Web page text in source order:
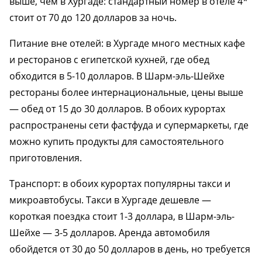
стоит от 70 до 120 долларов за ночь.
Питание вне отелей: в Хургаде много местных кафе
и ресторанов с египетской кухней, где обед
обходится в 5-10 долларов. В Шарм-эль-Шейхе
рестораны более интернациональные, цены выше
— обед от 15 до 30 долларов. В обоих курортах
распространены сети фастфуда и супермаркеты, где
можно купить продукты для самостоятельного
приготовления.
Транспорт: в обоих курортах популярны такси и
микроавтобусы. Такси в Хургаде дешевле —
короткая поездка стоит 1-3 доллара, в Шарм-эль-
Шейхе — 3-5 долларов. Аренда автомобиля
обойдется от 30 до 50 долларов в день, но требуется